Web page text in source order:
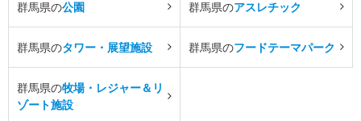
群馬県の公園 群馬県のアスレチック
群馬県のタワー・展望施設 群馬県のフードテーマパーク
群馬県の牧場・レジャー＆リ
ゾート施設